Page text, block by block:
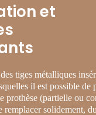
et
tiges métalliques
il est possible de
prothèse (partielle ou
remplacer solidement,